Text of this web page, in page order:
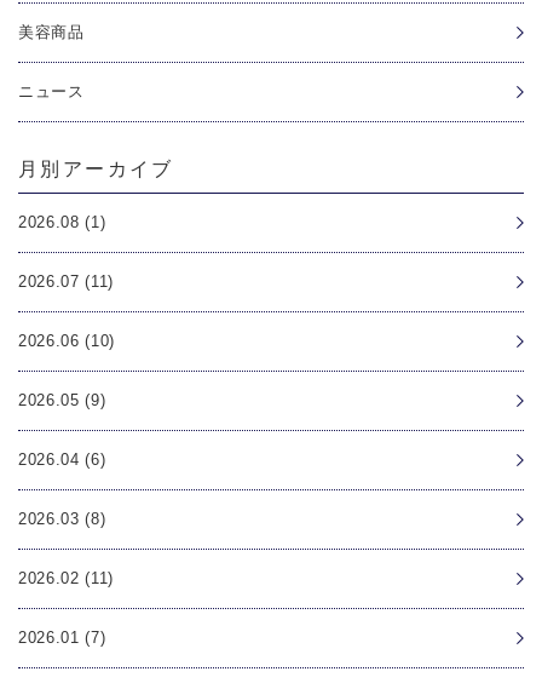
美容商品
ニュース
月別アーカイブ
2026.08 (1)
2026.07 (11)
2026.06 (10)
2026.05 (9)
2026.04 (6)
2026.03 (8)
2026.02 (11)
2026.01 (7)